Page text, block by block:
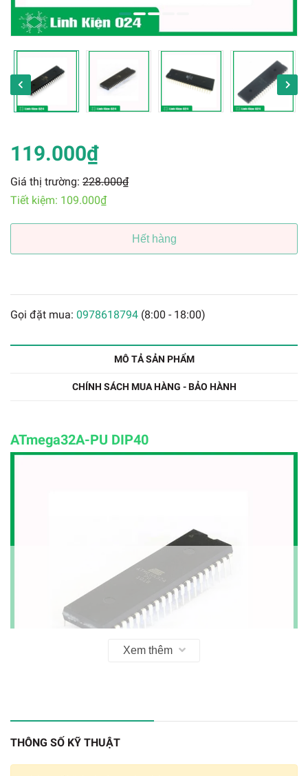
119.000₫
Giá thị trường: 228.000₫
Tiết kiệm: 109.000₫
Hết hàng
Gọi đặt mua: 0978618794 (8:00 - 18:00)
MÔ TẢ SẢN PHẨM
CHÍNH SÁCH MUA HÀNG - BẢO HÀNH
ATmega32A-PU DIP40
Xem thêm
THÔNG SỐ KỸ THUẬT